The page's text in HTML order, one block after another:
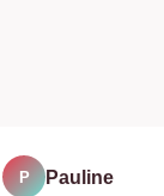
P Pauline